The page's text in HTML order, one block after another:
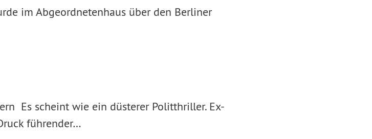
im Abgeordnetenhaus über den Berliner
Es scheint wie ein düsterer Politthriller. Ex-
führender…